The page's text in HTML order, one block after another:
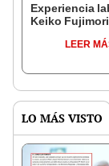
Experiencia
Keiko Fujimori
LEER
LO MÁS VISTO